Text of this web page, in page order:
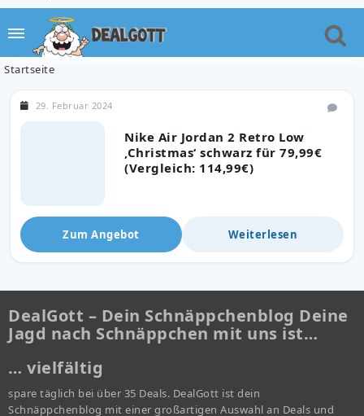
Startseite
Nike Air Jordan 2 Retro Low
‚Christmas‘ schwarz für 79,99€
(Vergleich: 114,99€)
29. Februar 2024
Zum Angebot Weiterlesen
DealGott – Dein Schnäppchenblog Deine
Jagd nach Schnäppchen mit uns ist…
… vielfältig
spare täglich bei über 35 Deals. DealGott ist dein
Schnäppchenblog mit einer großartigen Auswahl an Deals und